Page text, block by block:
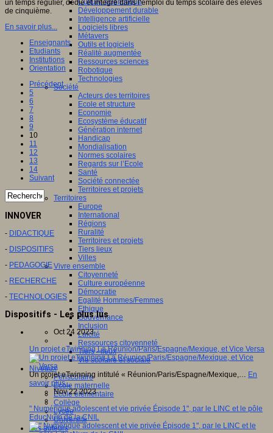
Culture scientifique
Développement durable
Intelligence artificielle
Logiciels libres
Métavers
Outils et logiciels
Réalité augmentée
Ressources sciences
Robotique
Technologies
Société
Acteurs des territoires
Ecole et structure
Economie
Ecosystème éducatif
Génération internet
Handicap
Mondialisation
Normes scolaires
Regards sur l’Ecole
Santé
Société connectée
Territoires et projets
Territoires
Europe
International
Régions
Ruralité
Territoires et projets
Tiers lieux
Villes
Vivre ensemble
Citoyenneté
Culture européenne
Démocratie
Egalité Hommes/Femmes
Ethique
Gouvernance
Inclusion
Laïcité
Ressources citoyenneté
Tiers - lieux
Vie scolaire et sociale
Niveaux
Périscolaire
Ecole maternelle
Ecole élémentaire
Collège
Lycée
Université
Les auteurs
un temps régulier, dédié et intégré dans l’emploi du temps scolaire des élèves
de cinquième.
En savoir plus...
Enseignants
Etudiants
Institutions
Orientation
Précédent
5
6
7
8
9
10
11
12
13
14
Suivant
INNOVER
- DIDACTIQUE
- DISPOSITIFS
- PEDAGOGIE
- RECHERCHE
- TECHNOLOGIES
Dispositifs - Les plus lus
Oct 24 2023
Un projet eTwinning La Réunion/Paris/Espagne/Mexique, et Vice Versa
Un projet eTwinning intitulé « Réunion/Paris/Espagne/Mexique,… En
savoir plus...
Nov 22 2023
" Numérique adolescent et vie privée Épisode 1", par le LINC et le pôle
EducNum de la CNIL